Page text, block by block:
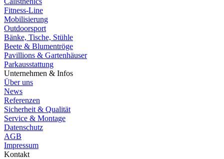
Fitness-Line
Mobilisierung
Outdoorsport
Bänke, Tische, Stühle
Beete & Blumentröge
Pavillions & Gartenhäuser
Parkausstattung
Unternehmen & Infos
Über uns
News
Referenzen
Sicherheit & Qualität
Service & Montage
Datenschutz
AGB
Impressum
Kontakt